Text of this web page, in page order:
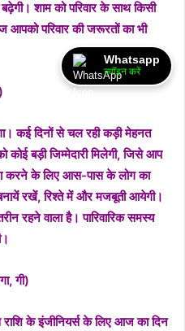
शाम को परिवार के साथ किसी
आपको परिवार की जरूरतों का भी
कई दिनों से चल रही कड़ी मेहनत
बड़ी जिम्मेदारी मिलेगी, जिसे आप
करने के लिए आस-पास के लोग का
रखें, रिश्ते में और मजबूती आयेगी।
रहने वाला है। पारिवारिक समस्य
गी)
के इंजीनियर्स के लिए आज का दिन
Whatsapp
ज्वॉइन करें